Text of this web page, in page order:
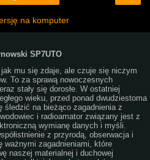
na komputer
SP7UTO
mu się zdaje, ale czuje się niczym
To za sprawą nowoczesnych
stały się dorosłe. W ostatniej
wieku, przed ponad dwudziestoma
śledzić na bieżąco zagadnienia z
i radioamator związany jest z
wymianę danych i myśli.
z przyrodą, obserwacja i
ważnymi zagadnieniami, które
naszej materialnej i duchowej